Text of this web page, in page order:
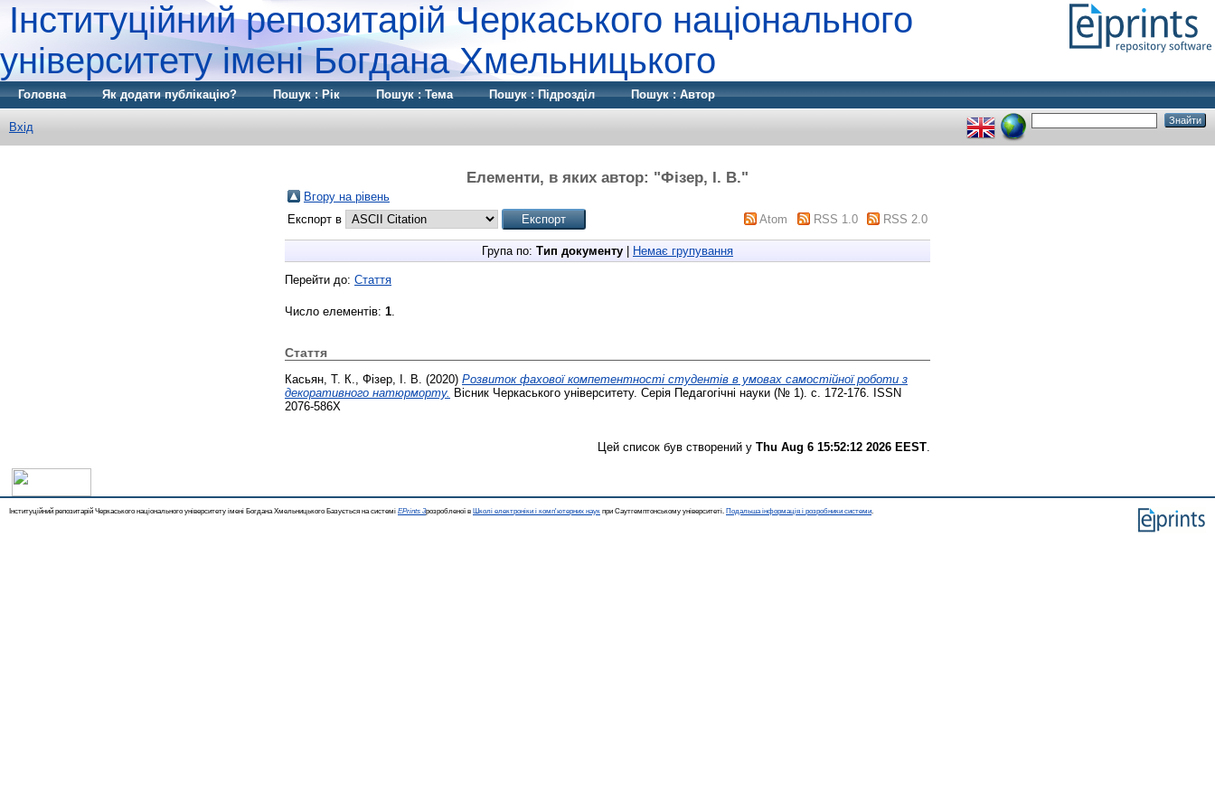
Інституційний репозитарій Черкаського національного
університету імені Богдана Хмельницького
Головна Як додати публікацію? Пошук : Рік Пошук : Тема Пошук : Підрозділ Пошук : Автор
Вхід
Елементи, в яких автор: "Фізер, І. В."
Вгору на рівень
Експорт в
Atom RSS 1.0 RSS 2.0
Група по: Тип документу Немає групування
Перейти до: Стаття
Число елементів: 1
Стаття
Касьян, Т. К. Фізер, І. В. (2020) Розвиток фахової компетентності студентів в умовах самостійної роботи з
декоративного натюрморту. Вісник Черкаського університету. Серія Педагогічні науки (№ 1). с. 172-176. ISSN
2076-586Х
Цей список був створений у Thu Aug 6 15:52:12 2026 EEST
Інституційний репозитарій Черкаського національного університету імені Богдана Хмельницького Базується на системі EPrints 3розробленої в Школі електроніки і комп'ютерних наук при Саутгемптонському університеті. Подальша інформація і розробники системи